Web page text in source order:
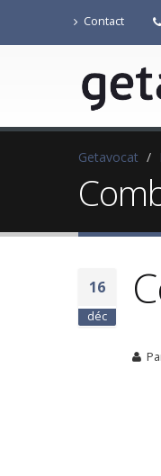
Contact
Getavocat /
16
déc